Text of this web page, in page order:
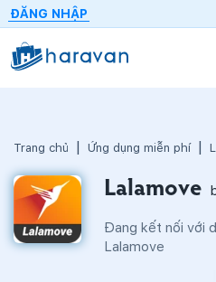
ĐĂNG NHẬP
Trang chủ Ứng dụng miễn phí
Lalamove
Đang kết nối với
Lalamove